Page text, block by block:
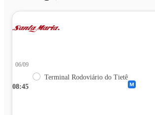
08:45
06/09
Terminal Rodoviário do Tietê